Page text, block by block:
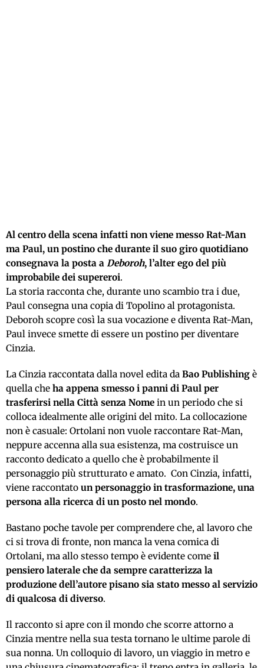
Al centro della scena infatti non viene messo Rat-Man
ma Paul, un postino che durante il suo giro quotidiano
consegnava la posta a Deboroh, l’alter ego del più
improbabile dei supereroi.
La storia racconta che, durante uno scambio tra i due,
Paul consegna una copia di Topolino al protagonista.
Deboroh scopre così la sua vocazione e diventa Rat-Man,
Paul invece smette di essere un postino per diventare
Cinzia.
La Cinzia raccontata dalla novel edita da Bao Publishing è
quella che ha appena smesso i panni di Paul per
trasferirsi nella Città senza Nome in un periodo che si
colloca idealmente alle origini del mito. La collocazione
non è casuale: Ortolani non vuole raccontare Rat-Man,
neppure accenna alla sua esistenza, ma costruisce un
racconto dedicato a quello che è probabilmente il
personaggio più strutturato e amato. Con Cinzia, infatti,
viene raccontato un personaggio in trasformazione, una
persona alla ricerca di un posto nel mondo.
Bastano poche tavole per comprendere che, al lavoro che
ci si trova di fronte, non manca la vena comica di
Ortolani, ma allo stesso tempo è evidente come il
pensiero laterale che da sempre caratterizza la
produzione dell’autore pisano sia stato messo al servizio
di qualcosa di diverso.
Il racconto si apre con il mondo che scorre attorno a
Cinzia mentre nella sua testa tornano le ultime parole di
sua nonna. Un colloquio di lavoro, un viaggio in metro e